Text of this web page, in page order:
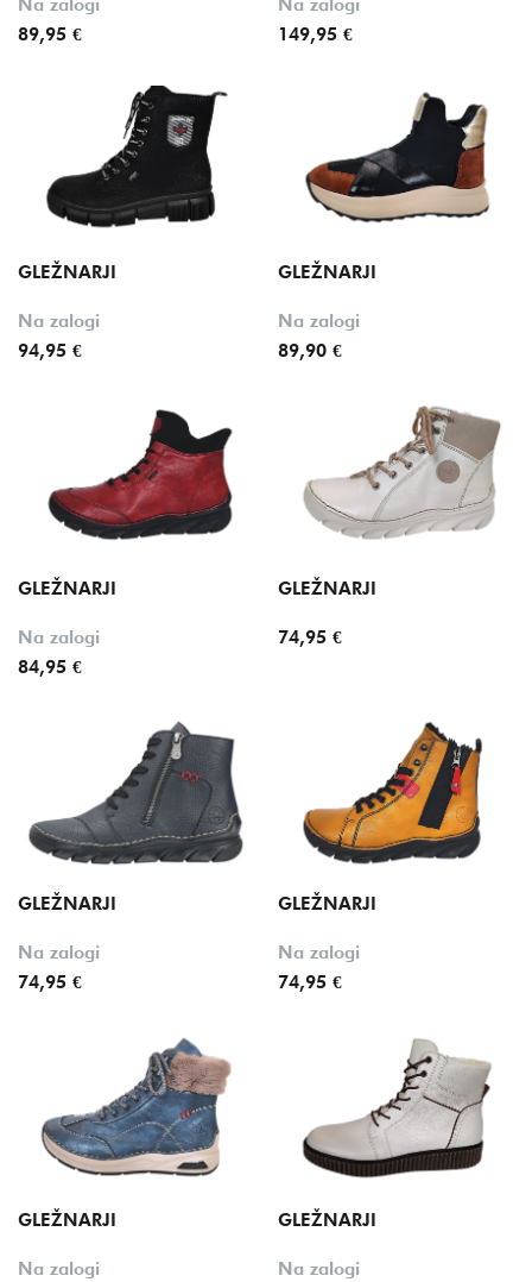
Na zalogi
89,95 €
Na zalogi
149,95 €
GLEŽNARJI
Na zalogi
94,95 €
GLEŽNARJI
Na zalogi
89,90 €
GLEŽNARJI
Na zalogi
84,95 €
GLEŽNARJI
74,95 €
GLEŽNARJI
Na zalogi
74,95 €
GLEŽNARJI
Na zalogi
74,95 €
GLEŽNARJI
Na zalogi
GLEŽNARJI
Na zalogi